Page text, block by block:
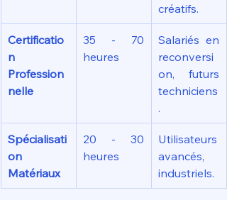
créatifs.
Certificatio
n
Profession
nelle
35 - 70
heures
Salariés en
reconversi
on, futurs
techniciens
.
Spécialisati
on
Matériaux
20 - 30
heures
Utilisateurs
avancés,
industriels.